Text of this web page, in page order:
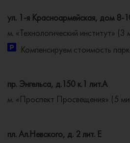
ул. 1-я Красноармейская, дом 8-
м. «Технологический институт» (3
Компенсируем стоимость
пр. Энгельса, д.150 к.1 лит.А
м. «Проспект Просвещения» (5
пл. Ал.Невского, д. 2 лит. Е